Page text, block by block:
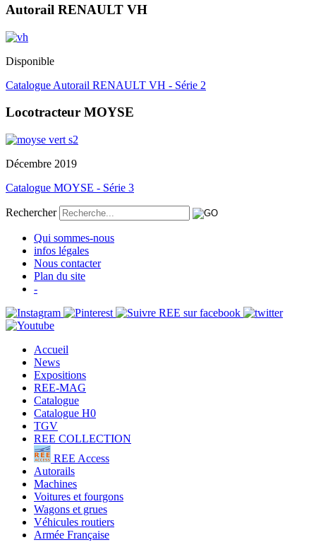
Autorail RENAULT VH
Disponible
Catalogue Autorail RENAULT VH - Série 2
Locotracteur MOYSE
Décembre 2019
Catalogue MOYSE - Série 3
Rechercher
Qui sommes-nous
infos légales
Nous contacter
Plan du site
-
Accueil
News
Expositions
REE-MAG
Catalogue
Catalogue H0
TGV
REE COLLECTION
REE Access
Autorails
Machines
Voitures et fourgons
Wagons et grues
Véhicules routiers
Armée Française